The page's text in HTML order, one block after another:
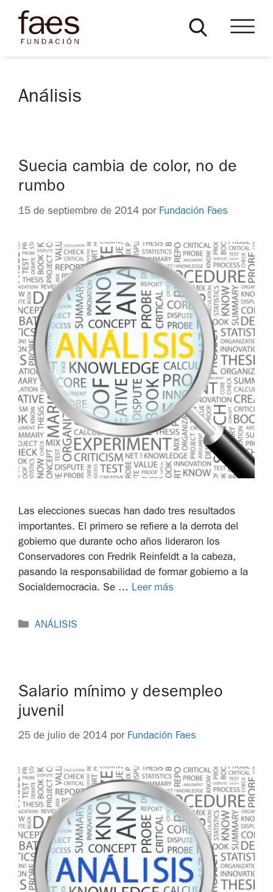
Análisis
Suecia cambia de color, no de
rumbo
15 de septiembre de 2014 por Fundación Faes
Las elecciones suecas han dado tres resultados
importantes. El primero se refiere a la derrota del
gobierno que durante ocho años lideraron los
Conservadores con Fredrik Reinfeldt a la cabeza,
pasando la responsabilidad de formar gobierno a la
Socialdemocracia. Se … Leer más
ANÁLISIS
Salario mínimo y desempleo
juvenil
25 de julio de 2014 por Fundación Faes